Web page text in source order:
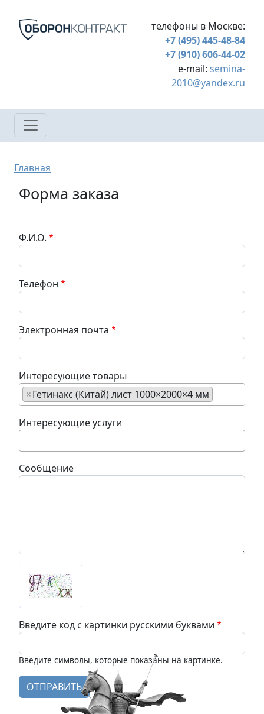
телефоны в Москве:
+7 (495) 445-48-84
+7 (910) 606-44-02
e-mail: semina-
2010@yandex.ru
Строка навигации
Главная
Форма заказа
Ф.И.О.
Телефон
Электронная почта
Интересующие товары
×Гетинакс (Китай) лист 1000×2000×4 мм
Интересующие услуги
Сообщение
Введите код с картинки русскими буквами
Введите символы, которые показаны на картинке.